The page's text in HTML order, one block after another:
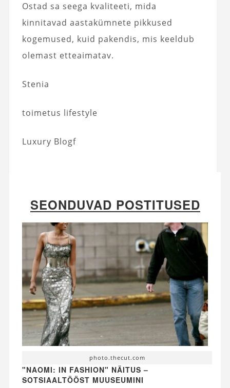
Ostad sa seega kvaliteeti, mida
kinnitavad aastakümnete pikkused
kogemused, kuid pakendis, mis keeldub
olemast etteaimatav.
Stenia
toimetus lifestyle
Luxury Blogf
SEONDUVAD POSTITUSED
photo.thecut.com
"NAOMI: IN FASHION" NÄITUS –
SOTSIAALTÖÖST MUUSEUMINI